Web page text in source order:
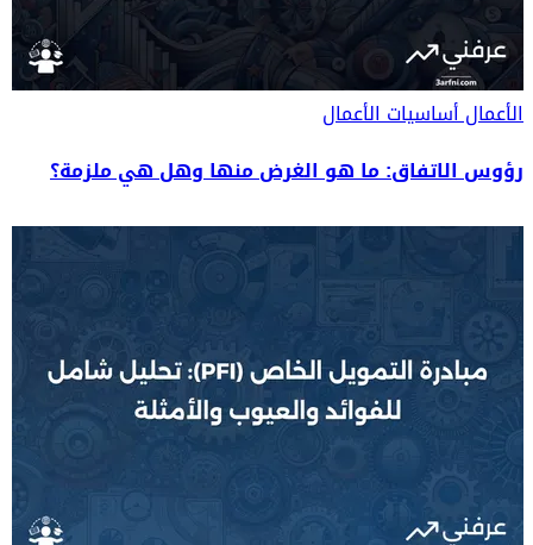
الأعمالأساسيات الأعمال
رؤوس الاتفاق: ما هو الغرض منها وهل هي ملزمة؟